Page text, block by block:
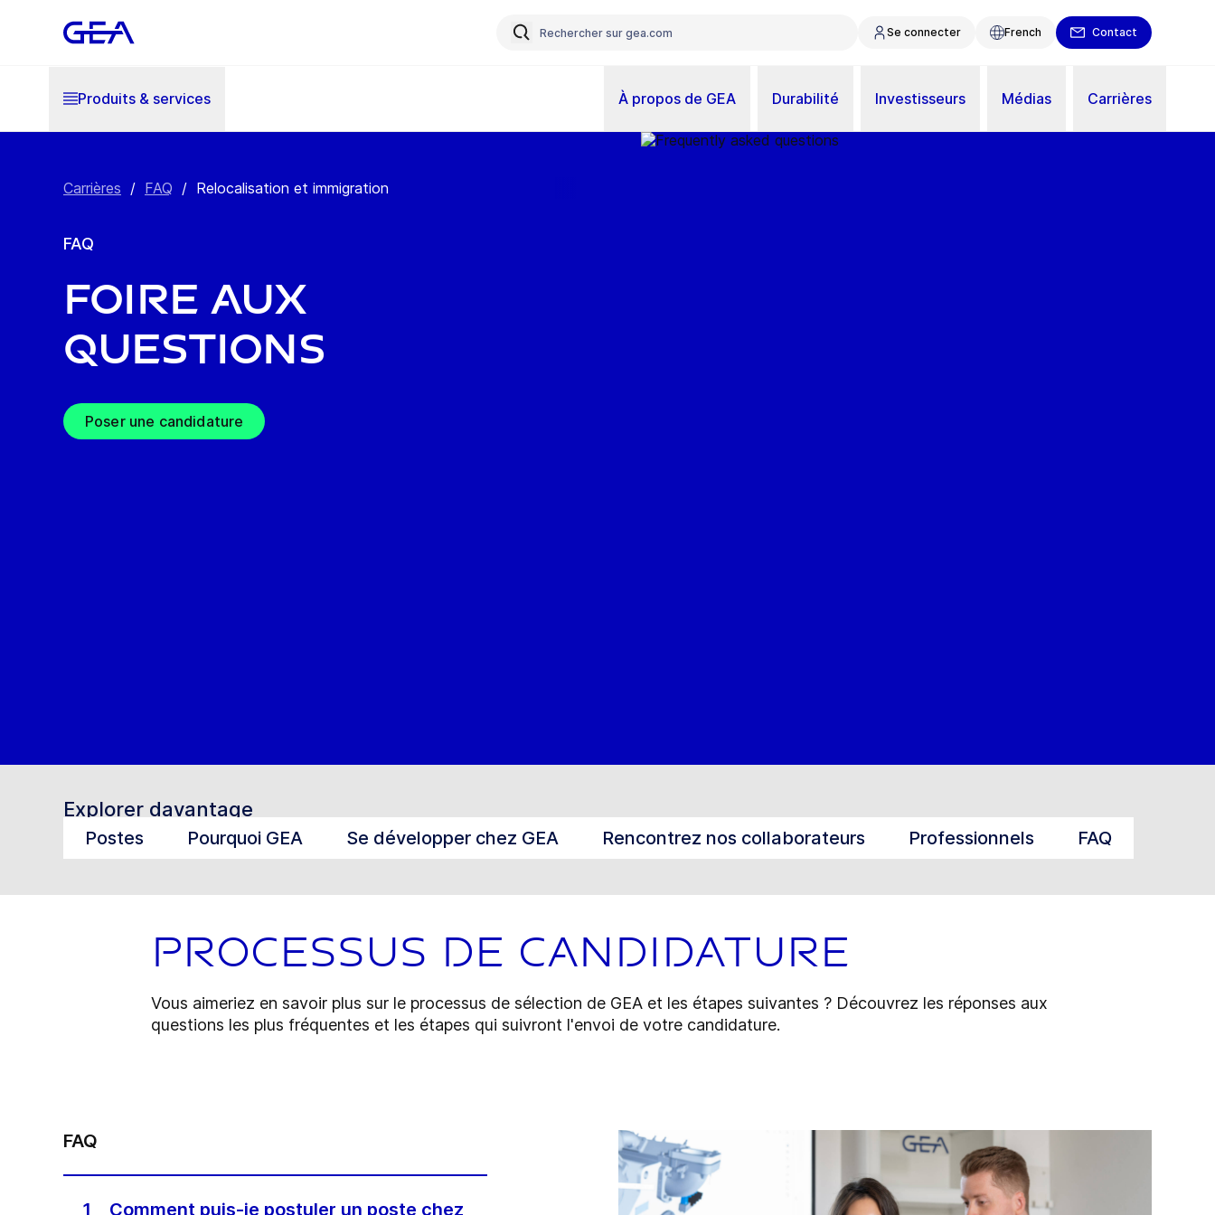
Se connecter French Contact
Produits & services À propos de GEA Durabilité Investisseurs Médias Carrières
Carrières / FAQ / Relocalisation et immigration
FAQ
Foire aux
questions
Poser une candidature
Explorer davantage
Postes Pourquoi GEA Se développer chez GEA Rencontrez nos collaborateurs Professionnels FAQ
Processus de candidature
Vous aimeriez en savoir plus sur le processus de sélection de GEA et les étapes suivantes ? Découvrez les réponses aux
questions les plus fréquentes et les étapes qui suivront l'envoi de votre candidature.
FAQ
1
Comment puis-je postuler un poste chez